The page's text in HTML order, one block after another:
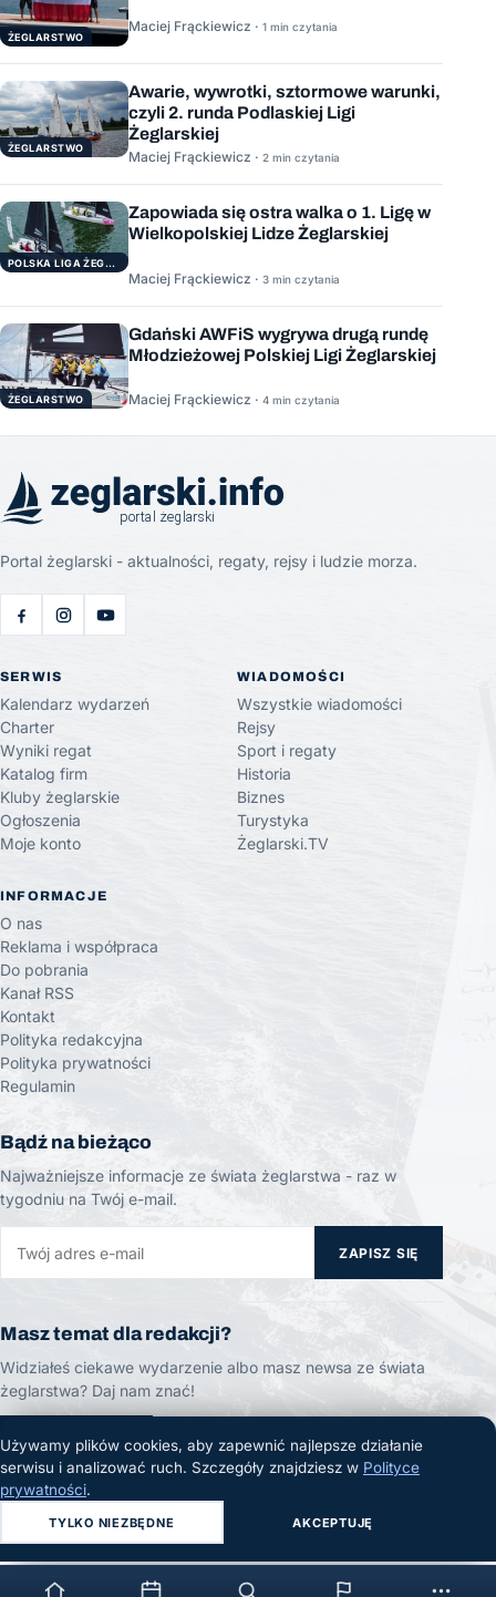
ŻEGLARSTWO
Maciej Frąckiewicz · 1 min czytania
ŻEGLARSTWO
Awarie, wywrotki, sztormowe warunki,
czyli 2. runda Podlaskiej Ligi
Żeglarskiej
Maciej Frąckiewicz · 2 min czytania
POLSKA LIGA ŻEGLARSKA
Zapowiada się ostra walka o 1. Ligę w
Wielkopolskiej Lidze Żeglarskiej
Maciej Frąckiewicz · 3 min czytania
ŻEGLARSTWO
Gdański AWFiS wygrywa drugą rundę
Młodzieżowej Polskiej Ligi Żeglarskiej
Maciej Frąckiewicz · 4 min czytania
Portal żeglarski - aktualności, regaty, rejsy i ludzie morza.
SERWIS
Kalendarz wydarzeń
Charter
Wyniki regat
Katalog firm
Kluby żeglarskie
Ogłoszenia
Moje konto
WIADOMOŚCI
Wszystkie wiadomości
Rejsy
Sport i regaty
Historia
Biznes
Turystyka
Żeglarski.TV
INFORMACJE
O nas
Reklama i współpraca
Do pobrania
Kanał RSS
Kontakt
Polityka redakcyjna
Polityka prywatności
Regulamin
Bądź na bieżąco
Najważniejsze informacje ze świata żeglarstwa - raz w
tygodniu na Twój e-mail.
ZAPISZ SIĘ
Masz temat dla redakcji?
Widziałeś ciekawe wydarzenie albo masz newsa ze świata
żeglarstwa? Daj nam znać!
ZGŁOŚ TEMAT
© 2026 Żeglarski.info. Wszelkie prawa zastrzeżone.
Używamy plików cookies, aby zapewnić najlepsze działanie
serwisu i analizować ruch. Szczegóły znajdziesz w Polityce
prywatności.
TYLKO NIEZBĘDNE AKCEPTUJĘ